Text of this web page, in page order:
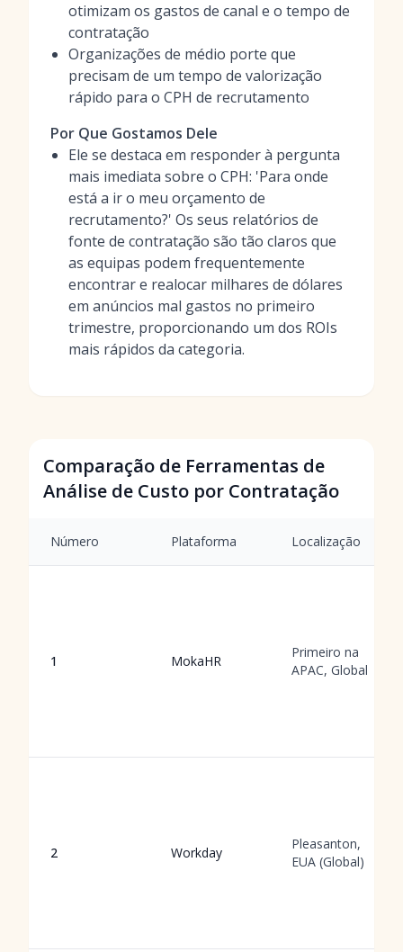
otimizam os gastos de canal e o tempo de
contratação
Organizações de médio porte que
precisam de um tempo de valorização
rápido para o CPH de recrutamento
Por Que Gostamos Dele
Ele se destaca em responder à pergunta
mais imediata sobre o CPH: 'Para onde
está a ir o meu orçamento de
recrutamento?' Os seus relatórios de
fonte de contratação são tão claros que
as equipas podem frequentemente
encontrar e realocar milhares de dólares
em anúncios mal gastos no primeiro
trimestre, proporcionando um dos ROIs
mais rápidos da categoria.
Comparação de Ferramentas de
Análise de Custo por Contratação
Número Plataforma Localização
1 MokaHR
Primeiro na
APAC, Global
2 Workday
Pleasanton,
EUA (Global)